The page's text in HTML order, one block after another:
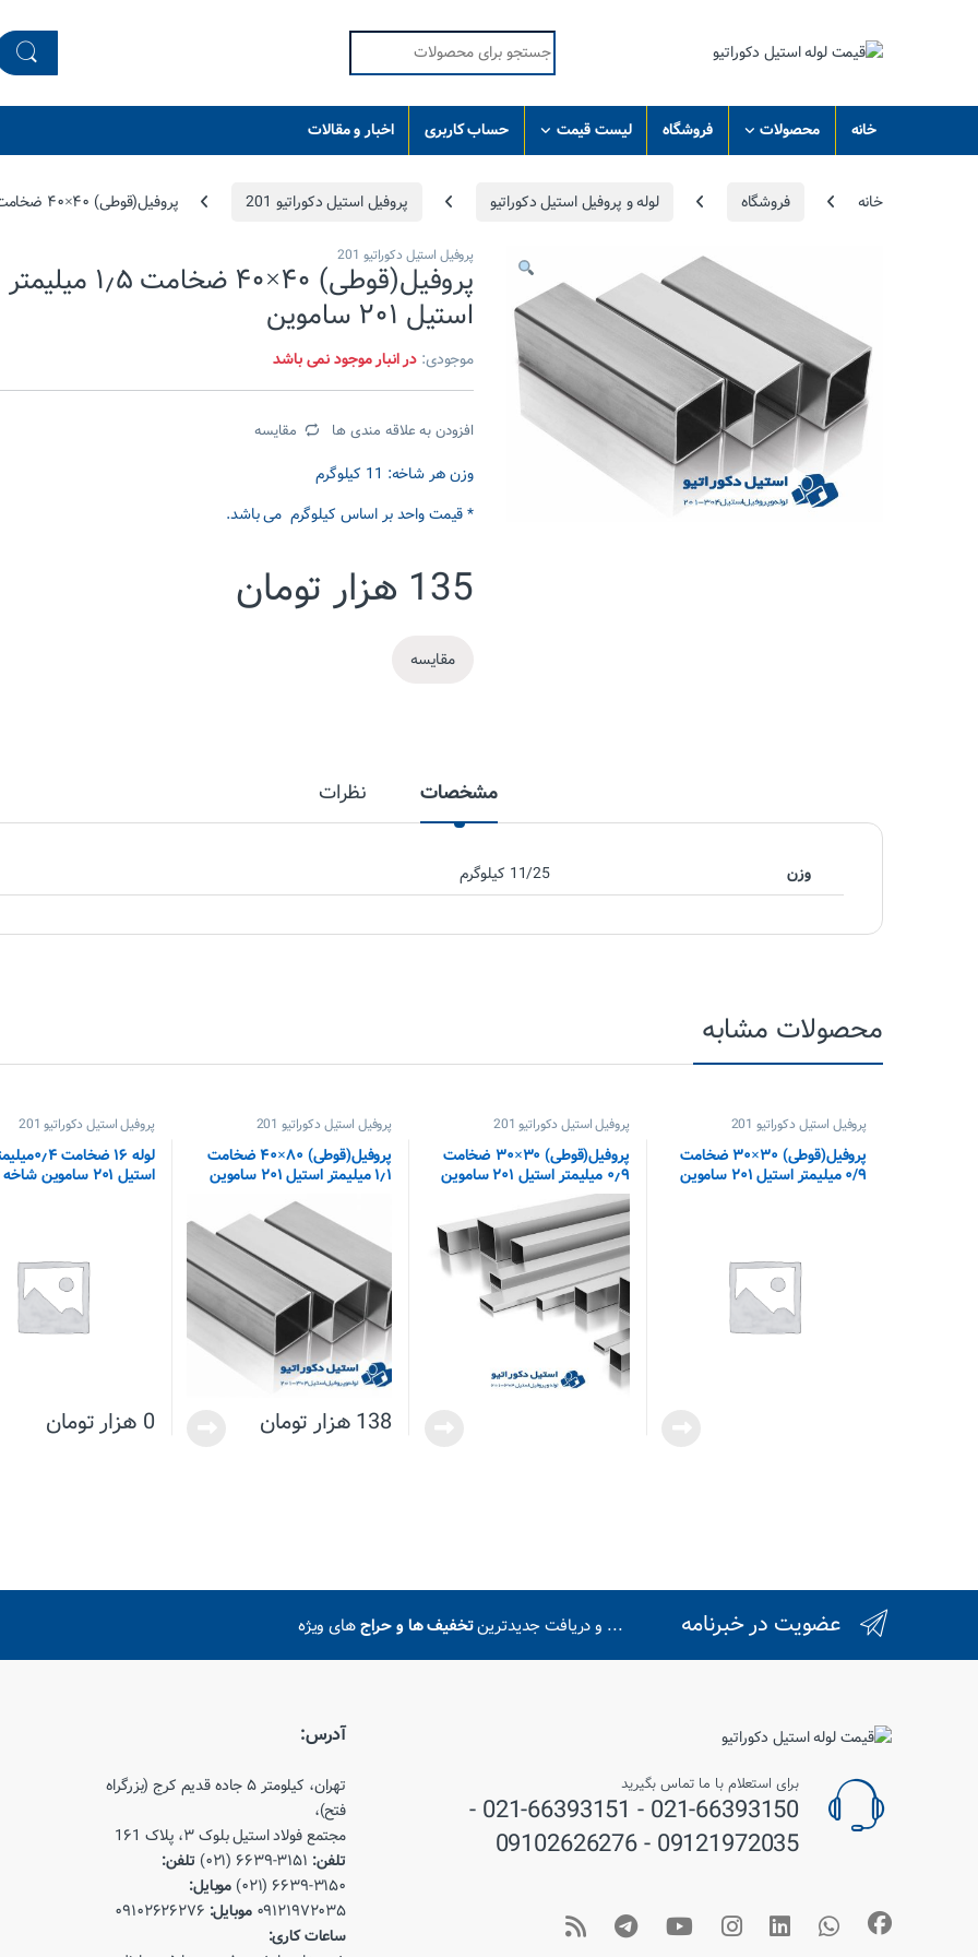
Search for:
خانه محصولات فروشگاه لیست قیمت حساب کاربری اخبار و مقالات
خانه فروشگاه لوله و پروفیل استیل دکوراتیو پروفیل استیل دکوراتیو 201 پروفیل(قوطی) ۴۰×۴۰ ضخامت ۱٫۵ میلیمتر استیل ۲۰۱ ساموین
پروفیل استیل دکوراتیو 201
پروفیل(قوطی) ۴۰×۴۰ ضخامت ۱٫۵ میلیمتر
استیل ۲۰۱ ساموین
موجودی: در انبار موجود نمی باشد
افزودن به علاقه مندی ها مقایسه
وزن هر شاخه: 11 کیلوگرم
* قیمت واحد بر اساس کیلوگرم می باشد.
135 هزار تومان
مقایسه
مشخصات نظرات
وزن 11/25 کیلوگرم
محصولات مشابه
پروفیل استیل دکوراتیو 201
پروفیل(قوطی) ۳۰×۳۰ ضخامت
۰/۹ میلیمتر استیل ۲۰۱ ساموین
پروفیل استیل دکوراتیو 201
پروفیل(قوطی) ۳۰×۳۰ ضخامت
۰٫۹ میلیمتر استیل ۲۰۱ ساموین
پروفیل استیل دکوراتیو 201
پروفیل(قوطی) ۸۰×۴۰ ضخامت
۱٫۱ میلیمتر استیل ۲۰۱ ساموین
138هزار تومان
پروفیل استیل دکوراتیو 201
لوله ۱۶ ضخامت
استیل ۲۰۱ ساموین شاخه ای
0 هزار تومان
عضویت در خبرنامه ... و دریافت جدیدترینتخفیف ها و حراجهای ویژه
برای استعلام با ما تماس بگیرید
021-66393150 - 021-66393151 -
09121972035 - 09102626276
آدرس:
تهران، کیلومتر ۵ جاده قدیم کرج (بزرگراه
فتح)،
مجتمع فولاد استیل بلوک ۳، پلاک 1۶1
تلفن: ۳۱۵۱-۶۶۳۹ (۰۲۱)
تلفن:
۳۱۵۰-۶۶۳۹ (۰۲۱)
موبایل:
۰۹۱۲۱۹۷۲۰۳۵ موبایل: ۰۹۱۰۲۶۲۶۲۷۶
ساعات کاری: